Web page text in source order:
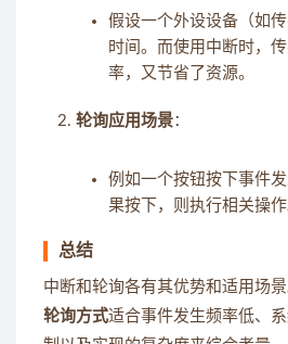
假设一个外设设备（如
时间。而使用中断时，
率，又节省了资源。
轮询应用场景：
例如一个按钮按下事件
果按下，则执行相关操
总结
中断和轮询各有其优势和适用场景
轮询方式适合事件发生频率低、